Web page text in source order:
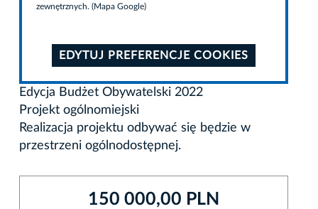
zewnętrznych. (Mapa Google)
EDYTUJ PREFERENCJE COOKIES
Edycja Budżet Obywatelski 2022
Projekt ogólnomiejski
Realizacja projektu odbywać się będzie w
przestrzeni ogólnodostępnej.
150 000,00 PLN